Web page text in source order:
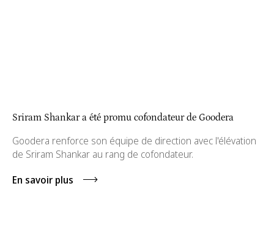
Sriram Shankar a été promu cofondateur de Goodera
Goodera renforce son équipe de direction avec l'élévation
de Sriram Shankar au rang de cofondateur.
En savoir plus